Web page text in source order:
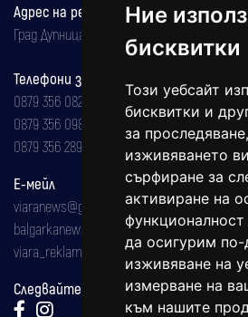
Ние
бисквитки
Този уебсайт
бисквитки и
за
изживяването
сърфиране за
активиране на
функционалност
да осигурим по-
изживяване на
измерване на
към нашите
Адрес на редакцията
Град Дупница, ул.''Христо Ботев" 43
Телефони за реклама и абонаменти
0879 356 082
0879 356 098
0879 356 289
Е-мейл
viaranews@gmail.com
balgarkanews@gmail.com
viara_reklama@mail.bg
Следвайте ни: